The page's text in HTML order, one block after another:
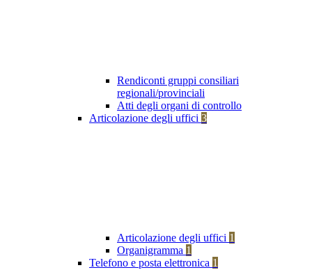
Rendiconti gruppi consiliari
regionali/provinciali
Atti degli organi di controllo
Articolazione degli uffici 3
Articolazione degli uffici 1
Organigramma 1
Telefono e posta elettronica 1